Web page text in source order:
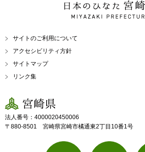
日本のひなた 宮崎県
MIYAZAKI PREFECTURE
サイトのご利用について
アクセシビリティ方針
サイトマップ
リンク集
宮崎県
法人番号：4000020450006
〒880-8501 宮崎県宮崎市橘通東2丁目10番1号